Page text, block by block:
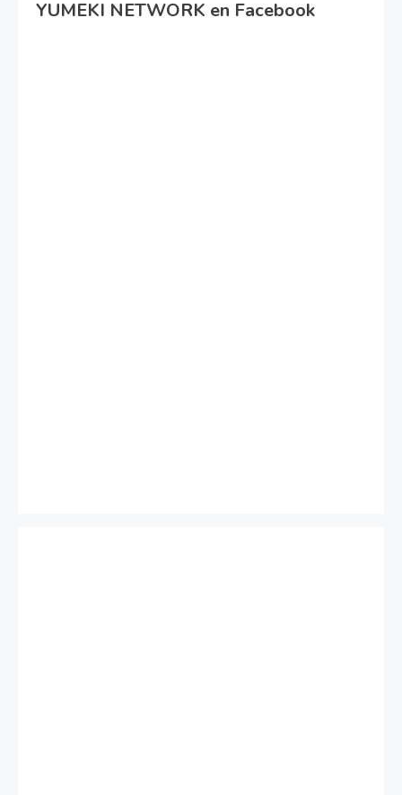
YUMEKI NETWORK en Facebook